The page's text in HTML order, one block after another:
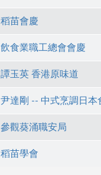
稻苗會慶
飲食業職工總會會慶
譚玉英 香港原味道
尹達剛 -- 中式烹調日本
參觀葵涌職安局
稻苗學會